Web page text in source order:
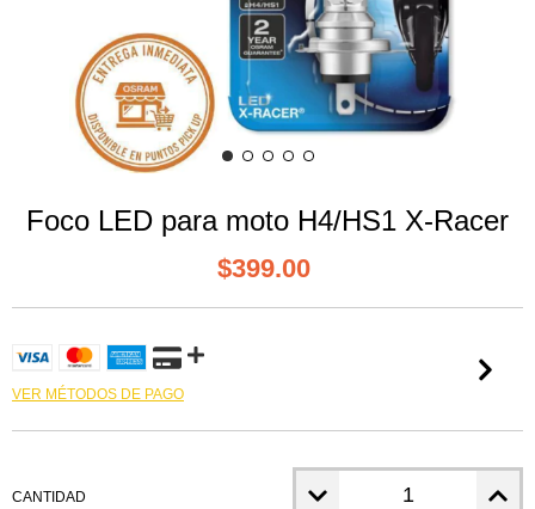
Foco LED para moto H4/HS1 X-Racer
$399.00
VER MÉTODOS DE PAGO
CANTIDAD